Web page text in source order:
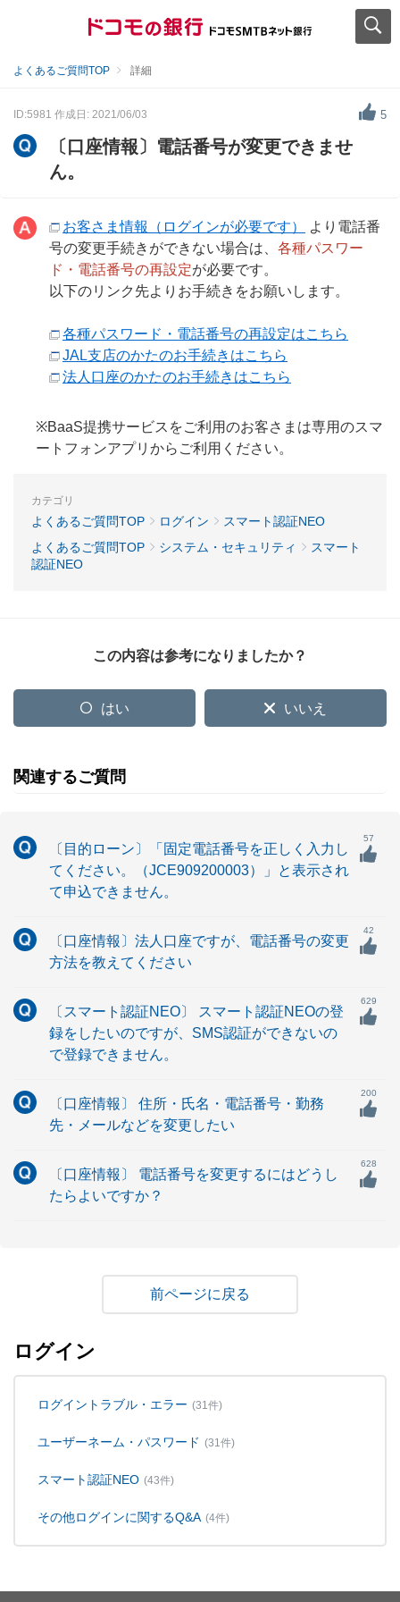
よくあるご質問TOP 詳細
ID:5981 作成日: 2021/06/03 5
〔口座情報〕電話番号が変更できませ
ん。
お客さま情報（ログインが必要です）
より電話番
号の変更手続きができない場合は、 各種パスワー
ド・電話番号の再設定が必要です。
以下のリンク先よりお手続きをお願いします。
各種パスワード・電話番号の再設定はこちら
JAL支店のかたのお手続きはこちら
法人口座のかたのお手続きはこちら
※BaaS提携サービスをご利用のお客さまは専用のスマ
ートフォンアプリからご利用ください。
カテゴリ
よくあるご質問TOP ログイン
スマート認証NEO
よくあるご質問TOP
システム・セキュリティ
スマート
認証NEO
この内容は参考になりましたか？
はい いいえ
関連するご質問
〔目的ローン〕「固定電話番号を正しく入力し
てください。（JCE909200003）」と表示され
て申込できません。
57
〔口座情報〕法人口座ですが、電話番号の変更
方法を教えてください
42
〔スマート認証NEO〕 スマート認証NEOの登
録をしたいのですが、SMS認証ができないの
で登録できません。
629
〔口座情報〕 住所・氏名・電話番号・勤務
先・メールなどを変更したい
200
〔口座情報〕 電話番号を変更するにはどうし
たらよいですか？
628
戻る
ログイン
ログイントラブル・エラー (31件)
ユーザーネーム・パスワード (31件)
スマート認証NEO (43件)
その他ログインに関するQ&A (4件)